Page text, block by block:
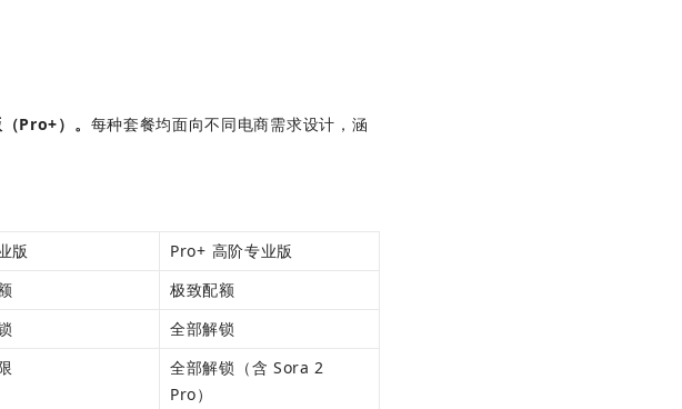
Pro+）。 每种套餐均面向不同电商需求设计，涵
版
Pro+ 高阶专业版
极致配额
全部解锁
全部解锁（含 Sora 2
Pro）